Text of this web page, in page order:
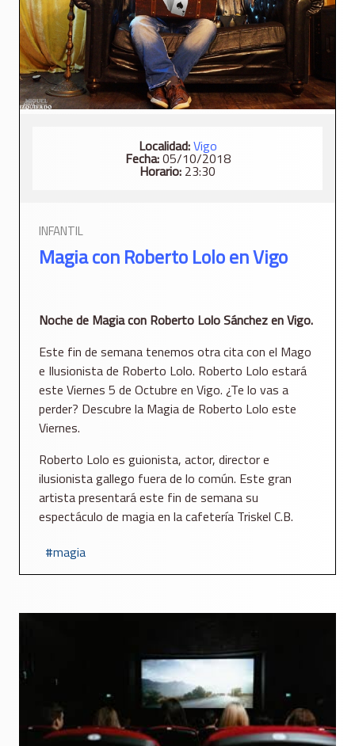
Localidad:Vigo
Fecha:05/10/2018
Horario: 23:30
INFANTIL
Magia con Roberto Lolo en Vigo
Noche de Magia con Roberto Lolo Sánchez en Vigo.
Este fin de semana tenemos otra cita con el Mago
e Ilusionista de Roberto Lolo. Roberto Lolo estará
este Viernes 5 de Octubre en Vigo. ¿Te lo vas a
perder? Descubre la Magia de Roberto Lolo este
Viernes.
Roberto Lolo es guionista, actor, director e
ilusionista gallego fuera de lo común. Este gran
artista presentará este fin de semana su
espectáculo de magia en la cafetería Triskel C.B.
magia